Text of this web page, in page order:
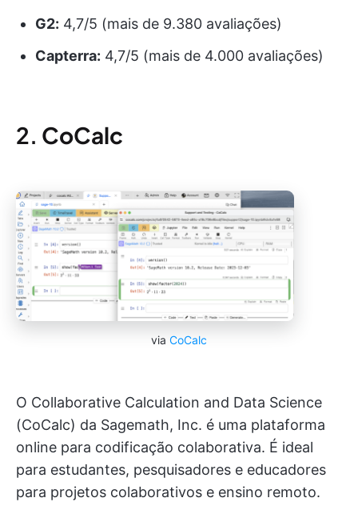
G2: 4,7/5 (mais de 9.380 avaliações)
Capterra: 4,7/5 (mais de 4.000 avaliações)
2. CoCalc
via CoCalc
O Collaborative Calculation and Data Science
(CoCalc) da Sagemath, Inc. é uma plataforma
online para codificação colaborativa. É ideal
para estudantes, pesquisadores e educadores
para projetos colaborativos e ensino remoto.